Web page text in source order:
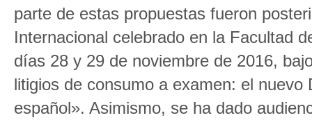
parte de estas propuestas fueron
Internacional celebrado en la Facultad
días 28 y 29 de noviembre de 2016,
litigios de consumo a examen: el
español». Asimismo, se ha dado